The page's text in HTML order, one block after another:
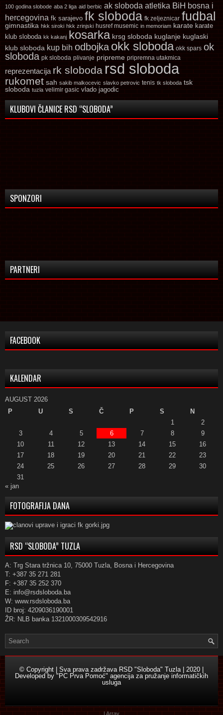
100 godina slobode aba 2 liga aid berbic ak sloboda atletika BiH bosna i
hercegovina fk sarajevo fk sloboda fk zeljeznicar fudbal
gimnastika hkk siroki hkk zrinjski husref musemic in memoriam karate karate
klub sloboda kk kakanj kosarka krsg sloboda kuglanje kuglaski
klub sloboda kup bih odbojka okk sloboda okk spars ok
sloboda pk sloboda plivanje pripreme pripremna utakmica
reprezentacija rk sloboda rsd sloboda
rukomet sah sakib malkocevic slavko petrovic tenis tk sloboda tsk
sloboda tuzla velimir gasic vlado jagodic
KLUBOVI ČLANICE RSD “SLOBODA”
SPONZORI
PARTNERI
FACEBOOK
KALENDAR
AUGUST 2026
P
U S Č P S
N
1
2
3
4 5 6 7 8
9
10
11 12 13 14 15
16
17
18 19 20 21 22
23
24
25 26 27 28 29
30
31
« jan
FOTOGRAFIJA DANA
RSD “SLOBODA” TUZLA
A: Trg Stara tržnica 10, 75000 Tuzla, Bosna i Hercegovina
T: +387 35 271 281
F: +387 35 252 370
E: info@rsdsloboda.ba
W: www.rsdsloboda.ba
ID broj: 4209036190001
ŽR: NLB banka 1321000309542916
© Copyright | Sva prava zadržava RSD "Sloboda" Tuzla | 2020 |
Developed by "PC Prva Pomoć" agencija za pružanje informatičkih
usluga
| Array